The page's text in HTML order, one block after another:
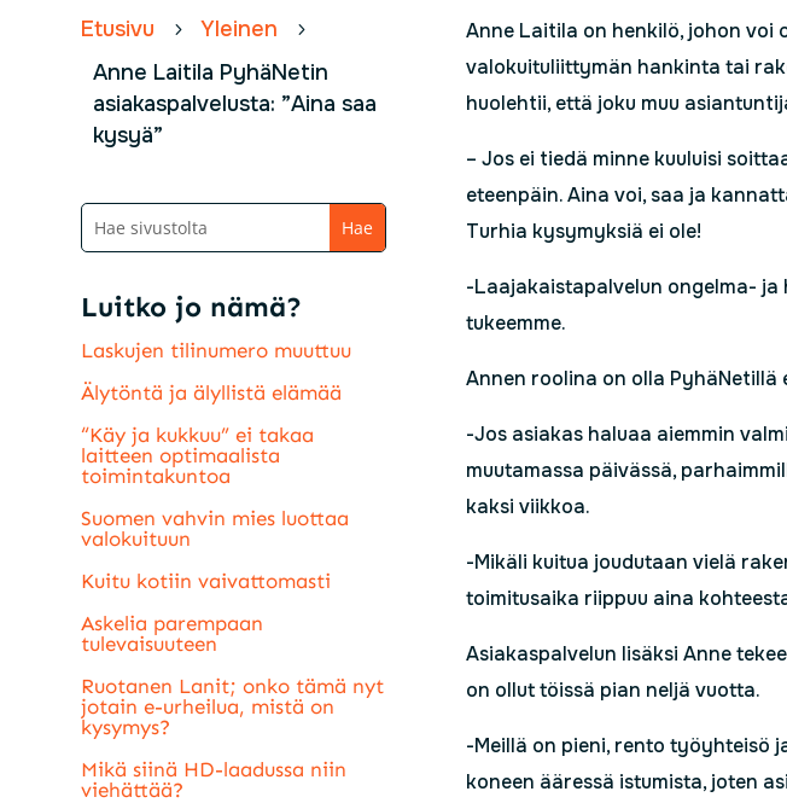
Etusivu 5 Yleinen 5
Anne Laitila PyhäNetin
asiakaspalvelusta: ”Aina saa
kysyä”
Luitko jo nämä?
Laskujen tilinumero muuttuu
Älytöntä ja älyllistä elämää
“Käy ja kukkuu” ei takaa
laitteen optimaalista
toimintakuntoa
Suomen vahvin mies luottaa
valokuituun
Kuitu kotiin vaivattomasti
Askelia parempaan
tulevaisuuteen
Ruotanen Lanit; onko tämä nyt
jotain e-urheilua, mistä on
kysymys?
Mikä siinä HD-laadussa niin
viehättää?
Anne Laitila on henkilö, johon voi
valokuituliittymän hankinta tai
huolehtii, että joku muu
– Jos ei tiedä minne kuuluisi
eteenpäin. Aina voi, saa ja
Turhia kysymyksiä ei ole!
-Laajakaistapalvelun ongelma-
tukeemme.
Annen roolina on olla
-Jos asiakas haluaa aiemmin
muutamassa päivässä,
kaksi viikkoa.
-Mikäli kuitua joudutaan vielä
toimitusaika riippuu aina
Asiakaspalvelun lisäksi Anne
on ollut töissä pian neljä vuotta.
-Meillä on pieni, rento työyhteisö
koneen ääressä istumista, joten